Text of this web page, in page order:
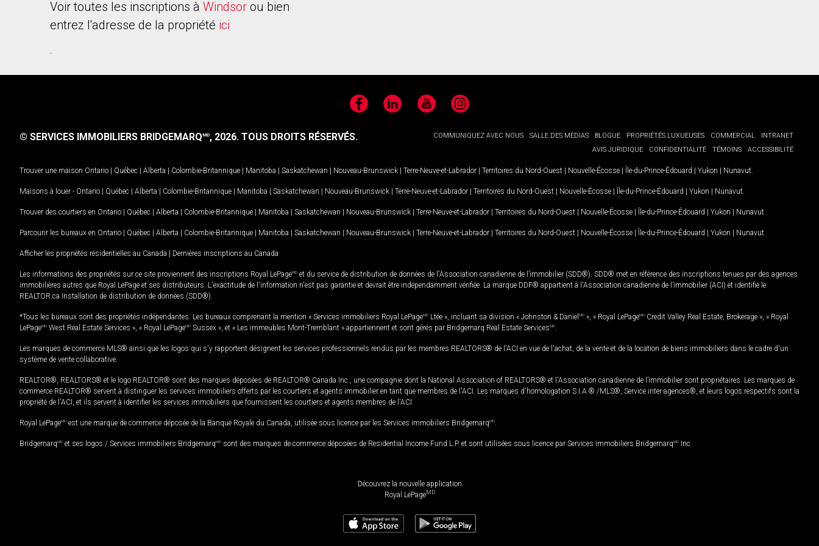
Voir toutes les inscriptions à Windsor ou bien
entrez l'adresse de la propriété ici
.
FacebookLinkedIn YouTubeInstagram
COMMUNIQUEZ AVEC NOUS SALLE DES MÉDIAS BLOGUE PROPRIÉTÉS LUXUEUSES COMMERCIAL
INTRANET
AVIS JURIDIQUE
CONFIDENTIALITÉ TÉMOINS ACCESSIBILITÉ
© SERVICES IMMOBILIERS BRIDGEMARQMD, 2026. TOUS DROITS RÉSERVÉS.
Trouver une maison Ontario | Québec | Alberta | Colombie-Britannique | Manitoba | Saskatchewan | Nouveau-Brunswick | Terre-Neuve-et-Labrador | Territoires du Nord-Ouest | Nouvelle-Écosse | Île-du-Prince-Édouard | Yukon | Nunavut
Maisons à louer - Ontario | Québec | Alberta | Colombie-Britannique | Manitoba | Saskatchewan | Nouveau-Brunswick | Terre-Neuve-et-Labrador | Territoires du Nord-Ouest | Nouvelle-Écosse | Île-du-Prince-Édouard | Yukon | Nunavut
Trouver des courtiers en Ontario | Québec | Alberta | Colombie-Britannique | Manitoba | Saskatchewan | Nouveau-Brunswick | Terre-Neuve-et-Labrador | Territoires du Nord-Ouest | Nouvelle-Écosse | Île-du-Prince-Édouard | Yukon | Nunavut
Parcourir les bureaux en Ontario | Québec | Alberta | Colombie-Britannique | Manitoba | Saskatchewan | Nouveau-Brunswick | Terre-Neuve-et-Labrador | Territoires du Nord-Ouest | Nouvelle-Écosse | Île-du-Prince-Édouard | Yukon | Nunavut
Afficher les propriétés résidentielles au Canada | Dernières inscriptions au Canada
Les informations des propriétés sur ce site proviennent des inscriptions Royal LePageMD et du service de distribution de données de l'Association canadienne de l’immobilier (SDD®). SDD® met en référence des inscriptions tenues par des agences
immobilières autres que Royal LePage et ses distributeurs. L'exactitude de l'information n'est pas garantie et devrait être indépendamment vérifiée. La marque DDF® appartient à l'Association canadienne de l’immobilier (ACI) et identifie le
REALTOR.ca Installation de distribution de données (SDD®).
*Tous les bureaux sont des propriétés indépendantes. Les bureaux comprenant la mention « Services immobiliers Royal LePageMD Ltée », incluant sa division « Johnston & Daniel MD », « Royal LePageMD Credit Valley Real Estate, Brokerage », « Royal
LePageMD West Real Estate Services », « Royal LePageMD Sussex », et « Les immeubles Mont-Tremblant » appartiennent et sont gérés par Bridgemarq Real Estate ServicesMD
Les marques de commerce MLS® ainsi que les logos qui s'y rapportent désignent les services professionnels rendus par les membres REALTORS® de l'ACI en vue de l'achat, de la vente et de la location de biens immobiliers dans le cadre d'un
système de vente collaborative.
REALTOR®, REALTORS® et le logo REALTOR® sont des marques déposées de REALTOR® Canada Inc., une compagnie dont la National Association of REALTORS® et l'Association canadienne de l’immobilier sont propriétaires. Les marques de
commerce REALTOR® servent à distinguer les services immobiliers offerts par les courtiers et agents immobilier en tant que membres de l'ACI. Les marques d'homologation S.I.A.® /MLS®, Service inter-agences®, et leurs logos respectifs sont la
propriété de l'ACI, et ils servent à identifier les services immobiliers que fournissent les courtiers et agents membres de l'ACI.
Royal LePageMD est une marque de commerce déposée de la Banque Royale du Canada, utilisée sous licence par les Services immobiliers BridgemarqMD
BridgemarqMD et ses logos / Services immobiliers BridgemarqMD sont des marques de commerce déposées de Residential Income Fund L.P. et sont utilisées sous licence par Services immobiliers BridgemarqMD Inc.
Découvrez la nouvelle application
Royal LePageMD